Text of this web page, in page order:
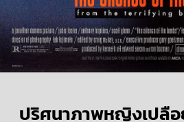
ปริศนาภาพหญิงเปลือ